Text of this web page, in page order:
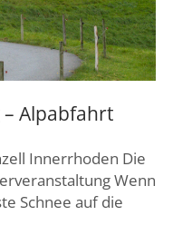
– Alpabfahrt
Innerrhoden Die
Wenn
Schnee auf die